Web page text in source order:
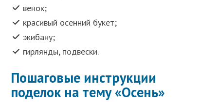
венок;
красивый осенний букет;
экибану;
гирлянды, подвески.
Пошаговые инструкции
поделок на тему «Осень»